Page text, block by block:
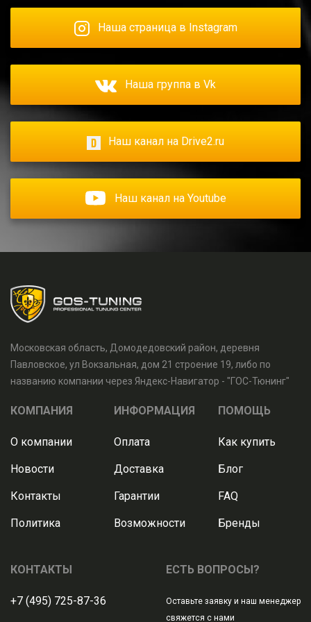
Наша страница в Instagram
Наша группа в Vk
Наш канал на Drive2.ru
Наш канал на Youtube
Московская область, Домодедовский район, деревня
Павловское, ул Вокзальная, дом 21 строение 19, либо по
названию компании через Яндекс-Навигатор - "ГОС-Тюнинг"
КОМПАНИЯ
О компании
Новости
Контакты
Политика
ИНФОРМАЦИЯ
Оплата
Доставка
Гарантии
Возможности
ПОМОЩЬ
Как купить
Блог
FAQ
Бренды
КОНТАКТЫ
+7 (495) 725-87-36
ЕСТЬ ВОПРОСЫ?
Оставьте заявку и наш менеджер
свяжется с нами